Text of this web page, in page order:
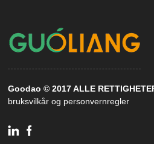
Goodao © 2017 ALLE
bruksvilkår og personvernregler